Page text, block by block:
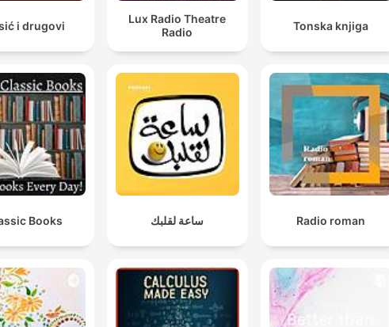
i drugovi
Lux Radio Theatre
Radio
Tonska knjiga
Books ساعة لقلبك Radio roman